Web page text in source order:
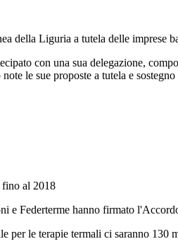
della Liguria a tutela delle imprese
con una sua delegazione,
le sue proposte a tutela e
fino al 2018
e Federterme hanno firmato
per le terapie termali ci saranno 130